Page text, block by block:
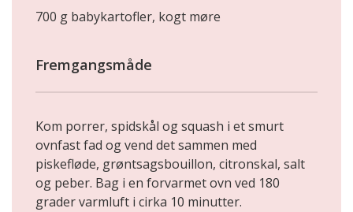
700 g babykartofler, kogt møre
Fremgangsmåde
Kom porrer, spidskål og squash i et smurt
ovnfast fad og vend det sammen med
piskefløde, grøntsagsbouillon, citronskal, salt
og peber. Bag i en forvarmet ovn ved 180
grader varmluft i cirka 10 minutter.